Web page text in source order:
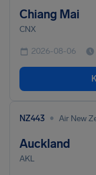
Chiang Mai
CNX
2026-08-06
NZ443 • Air New
Auckland
AKL